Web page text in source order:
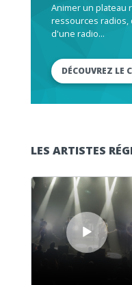
Animer un plateau
ressources radios,
d'une radio...
DÉCOUVREZ LE
LES ARTISTES
Lecteur audio